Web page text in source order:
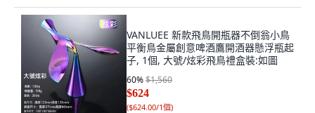
VANLUEE 新款飛鳥開瓶器不倒翁小鳥
平衡鳥金屬創意啤酒鷹開酒器懸浮瓶起
子, 1個, 大號/炫彩飛鳥禮盒裝:如圖
60%$1,560
$624
($624.00/1個)